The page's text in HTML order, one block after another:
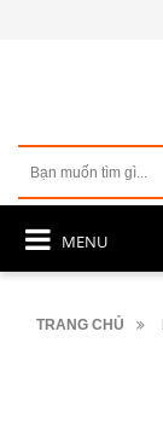
MENU
TRANG CHỦ